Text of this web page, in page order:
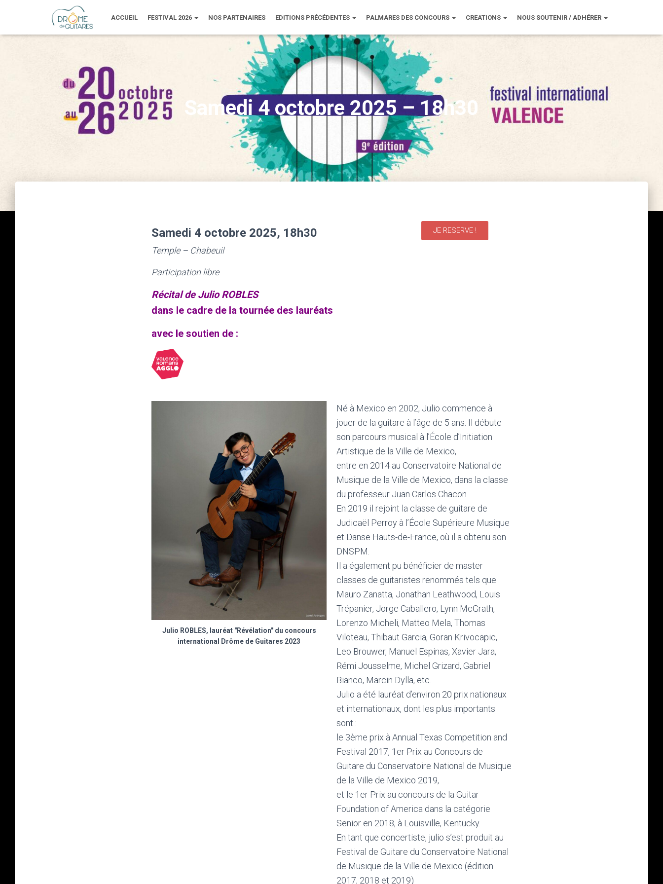
ACCUEIL FESTIVAL 2026 NOS PARTENAIRES EDITIONS PRÉCÉDENTES PALMARES DES CONCOURS CREATIONS NOUS SOUTENIR / ADHÉRER
Samedi 4 octobre 2025 – 18h30
Samedi 4 octobre 2025, 18h30
Temple – Chabeuil
Participation libre
Récital de Julio ROBLES
dans le cadre de la tournée des lauréats
avec le soutien de :
JE RESERVE !
Julio ROBLES, lauréat "Révélation" du concours
international Drôme de Guitares 2023
Né à Mexico en 2002, Julio commence à
jouer de la guitare à l’âge de 5 ans. Il débute
son parcours musical à l’École d’Initiation
Artistique de la Ville de Mexico,
entre en 2014 au Conservatoire National de
Musique de la Ville de Mexico, dans la classe
du professeur Juan Carlos Chacon.
En 2019 il rejoint la classe de guitare de
Judicaël Perroy à l’École Supérieure Musique
et Danse Hauts-de-France, où il a obtenu son
DNSPM.
Il a également pu bénéficier de master
classes de guitaristes renommés tels que
Mauro Zanatta, Jonathan Leathwood, Louis
Trépanier, Jorge Caballero, Lynn McGrath,
Lorenzo Micheli, Matteo Mela, Thomas
Viloteau, Thibaut Garcia, Goran Krivocapic,
Leo Brouwer, Manuel Espinas, Xavier Jara,
Rémi Jousselme, Michel Grizard, Gabriel
Bianco, Marcin Dylla, etc.
Julio a été lauréat d’environ 20 prix nationaux
et internationaux, dont les plus importants
sont :
le 3ème prix à Annual Texas Competition and
Festival 2017, 1er Prix au Concours de
Guitare du Conservatoire National de Musique
de la Ville de Mexico 2019,
et le 1er Prix au concours de la Guitar
Foundation of America dans la catégorie
Senior en 2018, à Louisville, Kentucky.
En tant que concertiste, julio s’est produit au
Festival de Guitare du Conservatoire National
de Musique de la Ville de Mexico (édition
2017, 2018 et 2019)